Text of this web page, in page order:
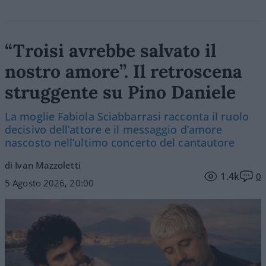
“Troisi avrebbe salvato il
nostro amore”. Il retroscena
struggente su Pino Daniele
La moglie Fabiola Sciabbarrasi racconta il ruolo
decisivo dell’attore e il messaggio d’amore
nascosto nell’ultimo concerto del cantautore
di Ivan Mazzoletti
5 Agosto 2026, 20:00
1.4k 0